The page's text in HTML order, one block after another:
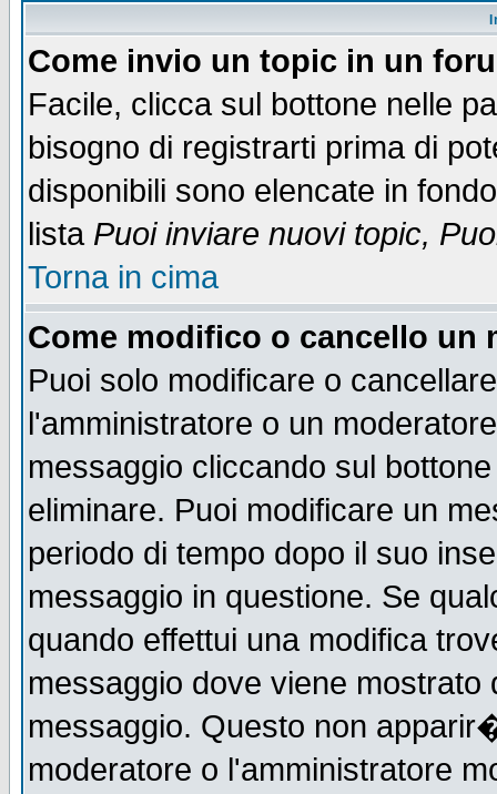
Come invio un topic in un
Facile, clicca sul bottone nelle
bisogno di registrarti prima di
disponibili sono elencate in
lista Puoi inviare nuovi topic,
Torna in cima
Come modifico o cancello un
Puoi solo modificare o
l'amministratore o un
messaggio cliccando sul
eliminare. Puoi modificare un
periodo di tempo dopo il suo
messaggio in questione. Se
quando effettui una modifica
messaggio dove viene mostrato
messaggio. Questo non
moderatore o l'amministratore